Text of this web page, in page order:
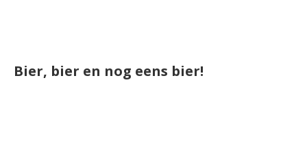
Bier, bier en nog eens bier!